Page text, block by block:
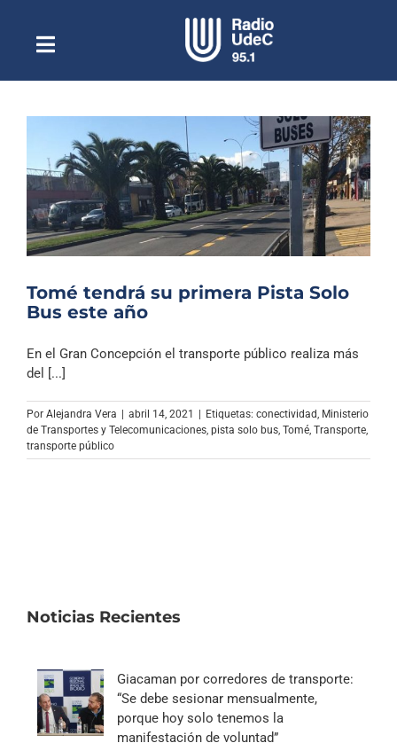
contenidoToggle
NavigationEscuchar Radio UdeC en vivo
Quiénes Somos
Programación
Podcast
Noticias
Columnas
Archivo Sonoro
Tomé tendrá su primera Pista Solo
Bus este año
En el Gran Concepción el transporte público realiza más
del [...]
Por Alejandra Vera | abril 14, 2021 | Etiquetas: conectividad Ministerio
de Transportes y Telecomunicaciones pista solo bus Tomé Transporte
transporte público
Noticias Recientes
Giacaman por corredores de transporte:
“Se debe sesionar mensualmente,
porque hoy solo tenemos la
manifestación de voluntad”